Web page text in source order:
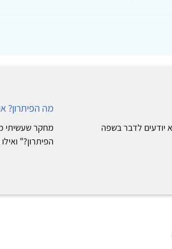
יודעים לדבר בשפה
מה הפיתרון?
מחקר שעשיתי
הפיתרון?"